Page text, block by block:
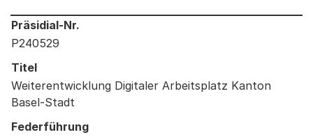
Informationen zum Ausgewählten Geschäft
Präsidial-Nr.
P240529
Titel
Weiterentwicklung Digitaler Arbeitsplatz Kanton
Basel-Stadt
Federführung